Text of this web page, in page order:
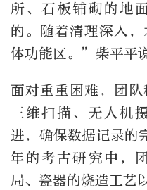
所、石板铺砌的地
的。随着清理深入
体功能区。”柴平平说
面对重重困难，团队
三维扫描、无人机
进，确保数据记录的
年的考古研究中，
局、瓷器的烧造工艺